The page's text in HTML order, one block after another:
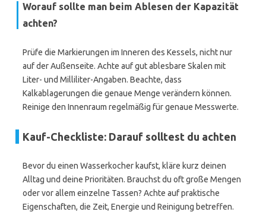
Worauf sollte man beim Ablesen der Kapazität
achten?
Prüfe die Markierungen im Inneren des Kessels, nicht nur
auf der Außenseite. Achte auf gut ablesbare Skalen mit
Liter- und Milliliter-Angaben. Beachte, dass
Kalkablagerungen die genaue Menge verändern können.
Reinige den Innenraum regelmäßig für genaue Messwerte.
Kauf-Checkliste: Darauf solltest du achten
Bevor du einen Wasserkocher kaufst, kläre kurz deinen
Alltag und deine Prioritäten. Brauchst du oft große Mengen
oder vor allem einzelne Tassen? Achte auf praktische
Eigenschaften, die Zeit, Energie und Reinigung betreffen.